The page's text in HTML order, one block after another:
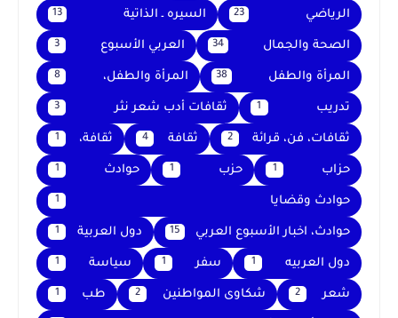
الرياضي 23 السيره ـ الذاتية 13
الصحة والجمال 34 العربي الأسبوع 3
المرأة والطفل 38 المرأة والطفل، 8
تدريب 1 ثقافات أدب شعر نثر 3
ثقافات، فن، قرائة 2 ثقافة 4 ثقافة، 1
حزاب 1 حزب 1 حوادث 1
حوادث وقضايا 1
حوادث، اخبار الأسبوع العربي 15 دول العربية 1
دول العربيه 1 سفر 1 سياسة 1
شعر 2 شكاوى المواطنين 2 طب 1